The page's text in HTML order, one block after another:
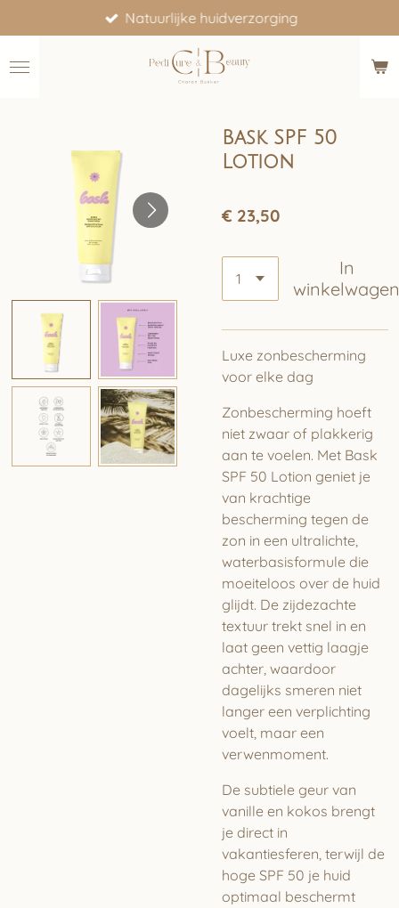
direct
naar
Natuurlijke huidverzorging
Bask SPF 50
Lotion
€ 23,50
In
winkelwagen
Luxe zonbescherming
voor elke dag
Zonbescherming hoeft
niet zwaar of plakkerig
aan te voelen. Met Bask
SPF 50 Lotion geniet je
van krachtige
bescherming tegen de
zon in een ultralichte,
waterbasisformule die
moeiteloos over de huid
glijdt. De zijdezachte
textuur trekt snel in en
laat geen vettig laagje
achter, waardoor
dagelijks smeren niet
langer een verplichting
voelt, maar een
verwenmoment.
De subtiele geur van
vanille en kokos brengt
je direct in
vakantiesferen, terwijl de
hoge SPF 50 je huid
optimaal beschermt